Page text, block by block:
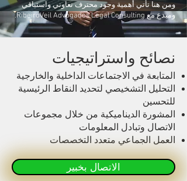
نصائح واستراتيجيات
المتابعة في الاجتماعات الداخلية والخارجية
التحليل التشخيصي لتحديد النقاط الرئيسية
للتحسين
المشورة الديناميكية من خلال مجموعات
الاتصال وتبادل المعلومات
العمل الجماعي متعدد التخصصات
الاتصال بخبير
ومن هنا تأتي أهمية وجود محترف تعاوني واستباقي
ومبدع مع RibeiroVeil Advogados Legal Consulting.